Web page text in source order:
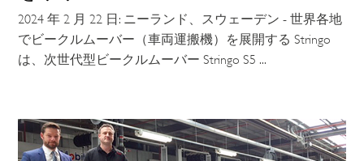
2024 年 2 月 22 日: ニーランド、スウェーデン - 世界各地
でビークルムーバー（車両運搬機）を展開する Stringo
は、次世代型ビークルムーバー Stringo S5 ...